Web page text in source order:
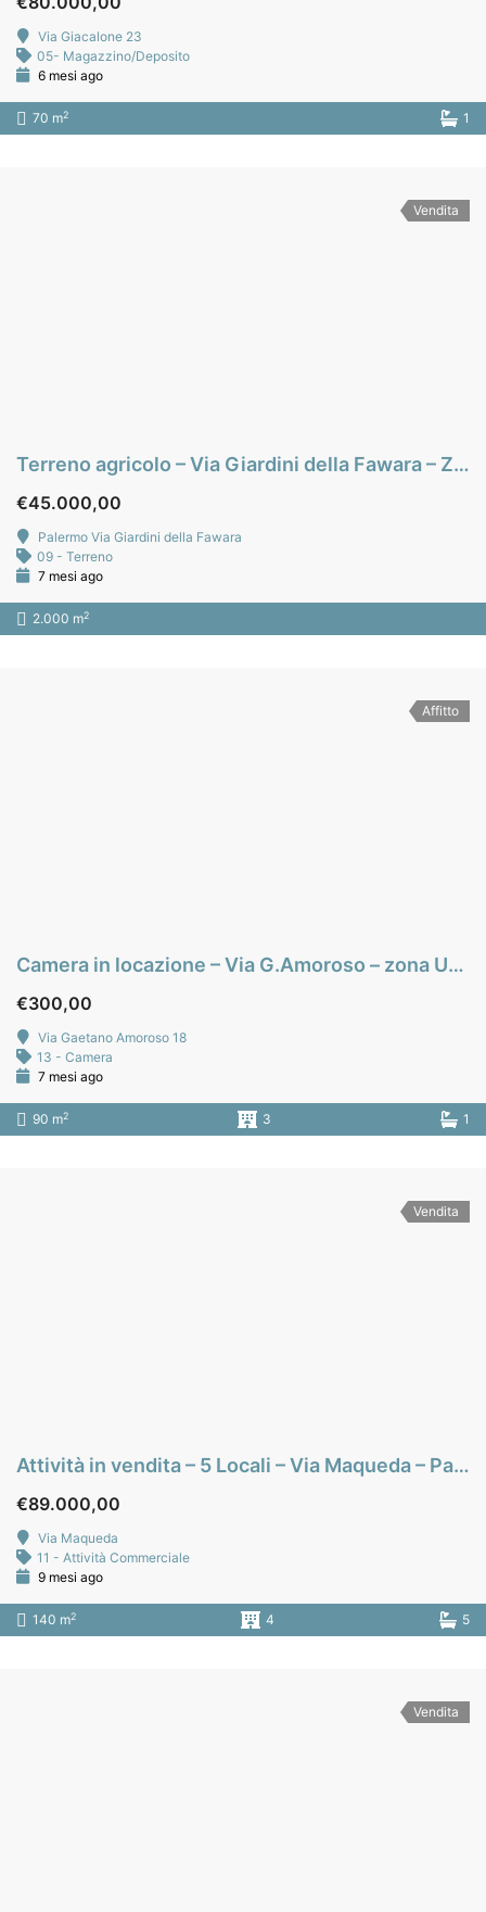
Via Giacalone 23
05- Magazzino/Deposito
6 mesi ago
70 m2 1
Vendita
Terreno agricolo – Via Giardini della Fawara – Zona Forum
€45.000,00
Palermo Via Giardini della Fawara
09 - Terreno
7 mesi ago
2.000 m2
Affitto
Camera in locazione – Via G.Amoroso – zona Università – Palermo
€300,00
Via Gaetano Amoroso 18
13 - Camera
7 mesi ago
90 m2 3 1
Vendita
Attività in vendita – 5 Locali – Via Maqueda – Palermo
€89.000,00
Via Maqueda
11 - Attività Commerciale
9 mesi ago
140 m2 4 5
Vendita